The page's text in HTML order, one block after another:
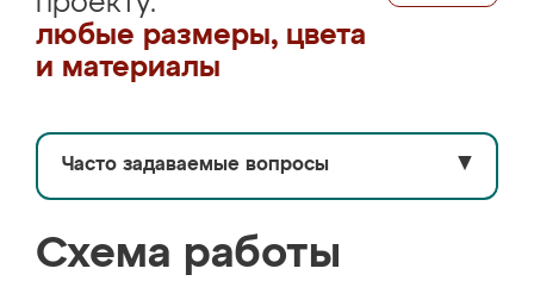
любые размеры, цвета
и материалы
Часто задаваемые вопросы ▼
Схема работы